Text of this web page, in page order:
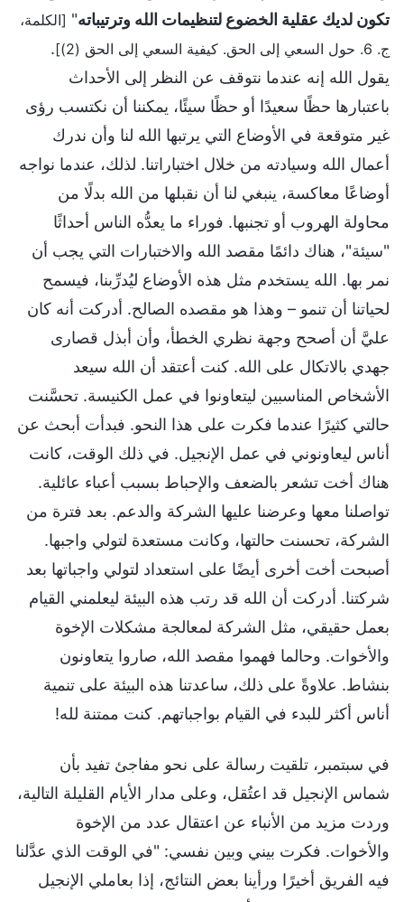
تكون لديك عقلية الخضوع لتنظيمات الله وترتيباته" [الكلمة،
ج. 6. حول السعي إلى الحق. كيفية السعي إلى الحق (2)]
.
يقول الله إنه عندما نتوقف عن النظر إلى الأحداث
باعتبارها حظًا سعيدًا أو حظًا سيئًا، يمكننا أن نكتسب رؤى
غير متوقعة في الأوضاع التي يرتبها الله لنا وأن ندرك
أعمال الله وسيادته من خلال اختباراتنا. لذلك، عندما نواجه
أوضاعًا معاكسة، ينبغي لنا أن نقبلها من الله بدلًا من
محاولة الهروب أو تجنبها. فوراء ما يعدُّه الناس أحداثًا
"سيئة"، هناك دائمًا مقصد الله والاختبارات التي يجب أن
نمر بها. الله يستخدم مثل هذه الأوضاع ليُدرِّبنا، فيسمح
لحياتنا أن تنمو – وهذا هو مقصده الصالح. أدركت أنه كان
عليَّ أن أصحح وجهة نظري الخطأ، وأن أبذل قصارى
جهدي بالاتكال على الله. كنت أعتقد أن الله سيعد
الأشخاص المناسبين ليتعاونوا في عمل الكنيسة. تحسَّنت
حالتي كثيرًا عندما فكرت على هذا النحو. فبدأت أبحث عن
أناس ليعاونوني في عمل الإنجيل. في ذلك الوقت، كانت
هناك أخت تشعر بالضعف والإحباط بسبب أعباء عائلية.
تواصلنا معها وعرضنا عليها الشركة والدعم. بعد فترة من
الشركة، تحسنت حالتها، وكانت مستعدة لتولي واجبها.
أصبحت أخت أخرى أيضًا على استعداد لتولي واجباتها بعد
شركتنا. أدركت أن الله قد رتب هذه البيئة ليعلمني القيام
بعمل حقيقي، مثل الشركة لمعالجة مشكلات الإخوة
والأخوات. وحالما فهموا مقصد الله، صاروا يتعاونون
بنشاط. علاوةً على ذلك، ساعدتنا هذه البيئة على تنمية
أناس أكثر للبدء في القيام بواجباتهم. كنت ممتنة لله!
في سبتمبر، تلقيت رسالة على نحو مفاجئ تفيد بأن
شماس الإنجيل قد اعتُقل، وعلى مدار الأيام القليلة التالية،
وردت مزيد من الأنباء عن اعتقال عدد من الإخوة
والأخوات. فكرت بيني وبين نفسي: "في الوقت الذي عدَّلنا
فيه الفريق أخيرًا ورأينا بعض النتائج، إذا بعاملي الإنجيل